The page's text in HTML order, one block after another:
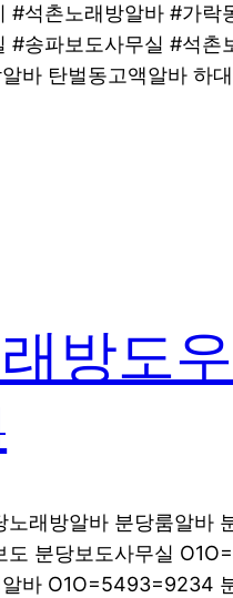
#석촌노래방알바 #가락
송파보도사무실 #석촌
바 탄벌동고액알바 하
방도
래방알바 분당룸알바
분당보도사무실
바 O1O=5493=9234